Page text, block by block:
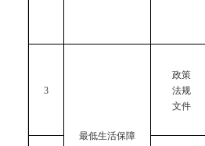
3
最低生活保障
政策
法规
文件